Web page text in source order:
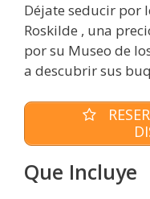
Déjate seducir por
Roskilde , una
por su Museo de
a descubrir sus
Que Incluye